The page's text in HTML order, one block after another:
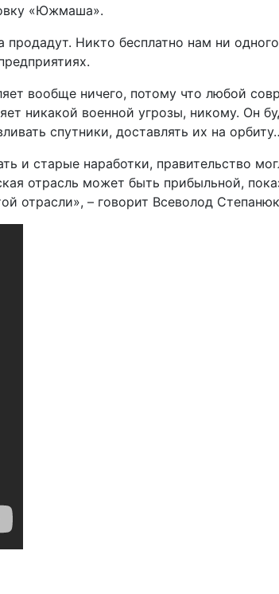
«Южмаша».
Никто бесплатно нам ни
вообще ничего, потому что любой
никакой военной угрозы, никому. Он
спутники, доставлять их на
старые наработки, правительство
отрасль может быть прибыльной,
отрасли», – говорит Всеволод